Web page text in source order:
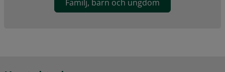
Familj, barn och ungdom